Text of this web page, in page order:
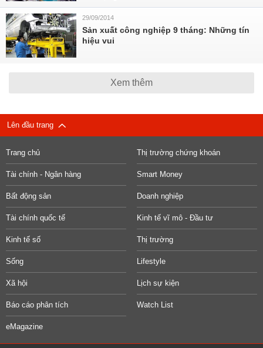
29/09/2014
Sản xuất công nghiệp 9 tháng: Những tín
hiệu vui
Xem thêm
Lên đầu trang
Trang chủ Thị trường chứng khoán
Tài chính - Ngân hàng Smart Money
Bất động sản Doanh nghiệp
Tài chính quốc tế Kinh tế vĩ mô - Đầu tư
Kinh tế số Thị trường
Sống Lifestyle
Xã hội Lịch sự kiện
Báo cáo phân tích Watch List
eMagazine